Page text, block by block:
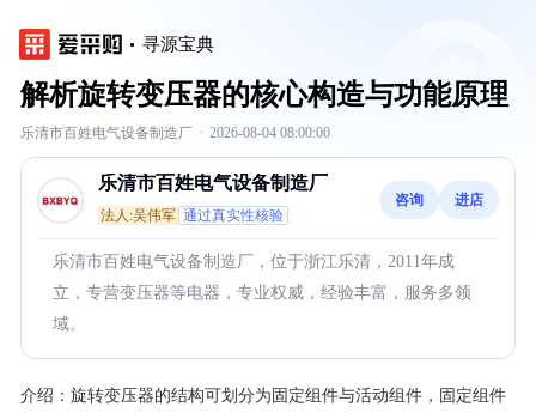
寻源宝典
解析旋转变压器的核心构造与功能原理
乐清市百姓电气设备制造厂 · 2026-08-04 08:00:00
乐清市百姓电气设备制造厂
法人:吴伟军 通过真实性核验
咨询 进店
乐清市百姓电气设备制造厂，位于浙江乐清，2011年成
立，专营变压器等电器，专业权威，经验丰富，服务多领
域。
介绍： 旋转变压器的结构可划分为固定组件与活动组件，固定组件